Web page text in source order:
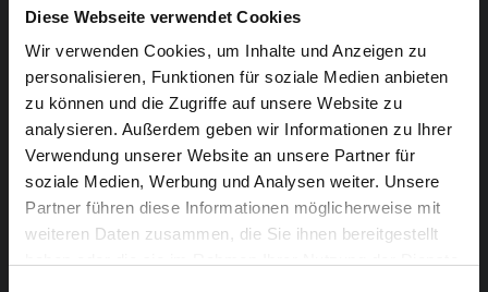
Diese Webseite verwendet Cookies
Wir verwenden Cookies, um Inhalte und Anzeigen zu
personalisieren, Funktionen für soziale Medien anbieten
zu können und die Zugriffe auf unsere Website zu
analysieren. Außerdem geben wir Informationen zu Ihrer
Verwendung unserer Website an unsere Partner für
soziale Medien, Werbung und Analysen weiter. Unsere
Partner führen diese Informationen möglicherweise mit
weiteren Daten zusammen, die Sie ihnen bereitgestellt
des weltweit tourenden Orchesters erinnert fast an die
raue Energie einer Rockshow.
Besetzungstechnisch setzt sich das Orchester aus vier
Bandoneons, vier Geigen, Kontrabass und einem Piano
zusammen. In ihrer Heimatstadt Buenos Aires „battlen“
die jungen Wilden bei Milongas gerne ältere
Tangoorchester und halten so auf erfrischende Weise
das Erbe D’Arienzos hoch.